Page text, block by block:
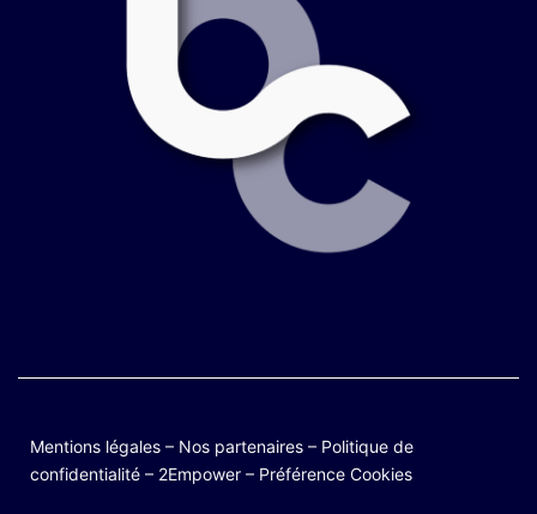
Mentions légales – Nos partenaires – Politique de
confidentialité – 2Empower – Préférence Cookies